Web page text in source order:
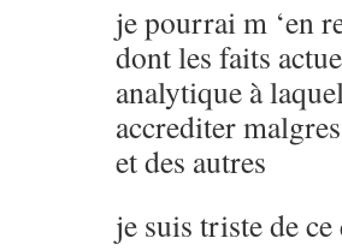
je pourrai m ‘en
dont les faits
analytique à
accrediter
et des autres
je suis triste de